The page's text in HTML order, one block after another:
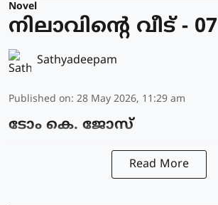
Novel
നിലാവിന്റെ വീട് - 07
Sathyadeepam
Published on: 28 May 2026, 11:29 am
ടോം കെ. ജോസ്
Read More